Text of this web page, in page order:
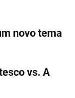
novo tema
vs. A